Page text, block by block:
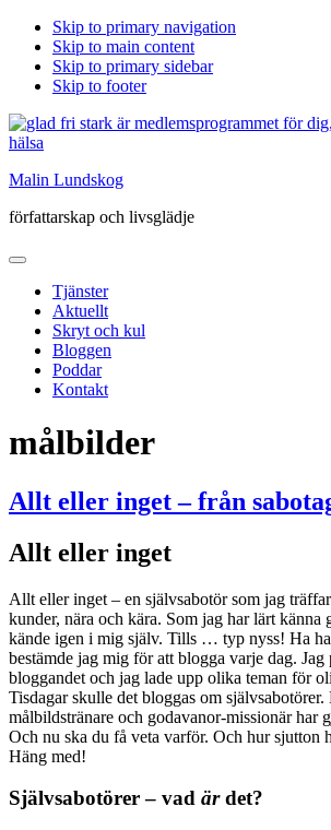
Skip to primary navigation
Skip to main content
Skip to primary sidebar
Skip to footer
Malin Lundskog
författarskap och livsglädje
Tjänster
Aktuellt
Skryt och kul
Bloggen
Poddar
Kontakt
målbilder
Allt eller inget – från
Allt eller inget
Allt eller inget – en självsabotör som jag
kunder, nära och kära. Som jag har lärt känna
kände igen i mig själv. Tills … typ nyss! Ha
bestämde jag mig för att blogga varje dag.
bloggandet och jag lade upp olika teman för
Tisdagar skulle det bloggas om
målbildstränare och godavanor-missionär har
Och nu ska du få veta varför. Och hur sjutton
Häng med!
Självsabotörer – vad ärdet?